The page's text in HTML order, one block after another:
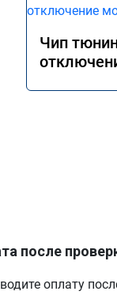
Чип
после
оплату